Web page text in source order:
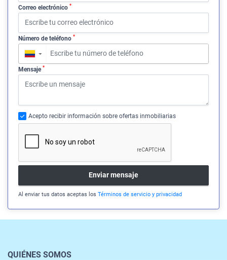
Correo electrónico *
Número de teléfono *
▼
Mensaje *
Acepto recibir información sobre ofertas inmobiliarias
Enviar mensaje
Al enviar tus datos aceptas los Términos de servicio y privacidad
QUIÉNES SOMOS